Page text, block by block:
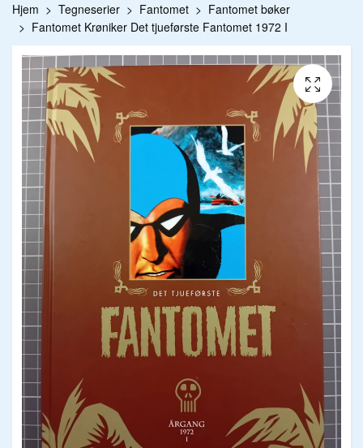
Hjem Tegneserier Fantomet
Fantomet bøker
Fantomet Krøniker Det tjueførste Fantomet 1972 I